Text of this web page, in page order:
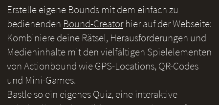
Erstelle eigene Bounds mit dem einfach zu
bedienenden Bound-Creatorhier auf der Webseite:
Kombiniere deine Rätsel, Herausforderungen und
Medieninhalte mit den vielfältigen Spielelementen
von Actionbound wie GPS-Locations, QR-Codes
und Mini-Games.
Bastle so ein eigenes Quiz, eine interaktive